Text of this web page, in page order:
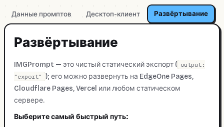
Данные промптов Десктоп-клиент Развёртывание
Развёртывание
IMGPrompt — это чистый статический экспорт ( output:
"export" ); его можно развернуть на EdgeOne Pages,
Cloudflare Pages, Vercel или любом статическом
сервере.
Выберите самый быстрый путь: